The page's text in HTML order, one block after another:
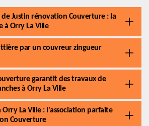
de Justin rénovation Couverture : la
à Orry La Ville
par un couvreur zingueur
garantit des travaux de
à Orry La Ville
La Ville : l'association parfaite
Couverture